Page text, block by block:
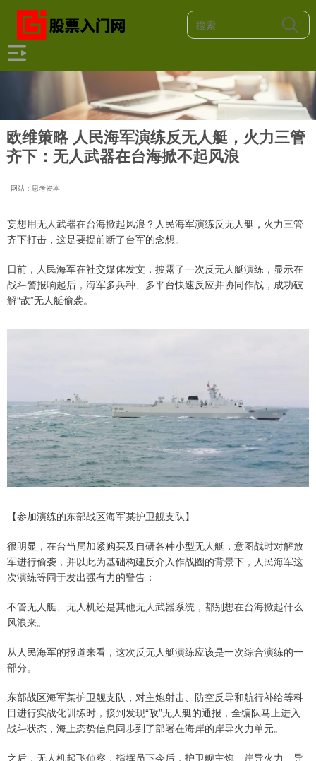
欧维策略 人民海军演练反无人艇，火力三管
齐下：无人武器在台海掀不起风浪
网站：思考资本
妄想用无人武器在台海掀起风浪？人民海军演练反无人艇，火力三管
齐下打击，这是要提前断了台军的念想。
日前，人民海军在社交媒体发文，披露了一次反无人艇演练，显示在
战斗警报响起后，海军多兵种、多平台快速反应并协同作战，成功破
解“敌”无人艇偷袭。
【参加演练的东部战区海军某护卫舰支队】
很明显，在台当局加紧购买及自研各种小型无人艇，意图战时对解放
军进行偷袭，并以此为基础构建反介入作战圈的背景下，人民海军这
次演练等同于发出强有力的警告：
不管无人艇、无人机还是其他无人武器系统，都别想在台海掀起什么
风浪来。
从人民海军的报道来看，这次反无人艇演练应该是一次综合演练的一
部分。
东部战区海军某护卫舰支队，对主炮射击、防空反导和航行补给等科
目进行实战化训练时，接到发现“敌”无人艇的通报，全编队马上进入
战斗状态，海上态势信息同步到了部署在海岸的岸导火力单元。
之后，无人机起飞侦察，指挥员下令后，护卫舰主炮、岸导火力、导